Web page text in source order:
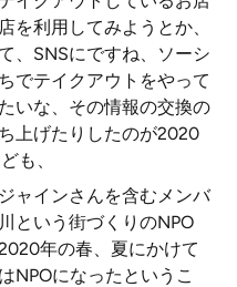
を利用してみようとか、
、SNSにですね、ソーシ
でテイクアウトをやって
いな、その情報の交換の
上げたりしたのが2020
も、
ャインさんを含むメンバ
という街づくりのNPO
年の春、夏にかけて
NPOになったというこ